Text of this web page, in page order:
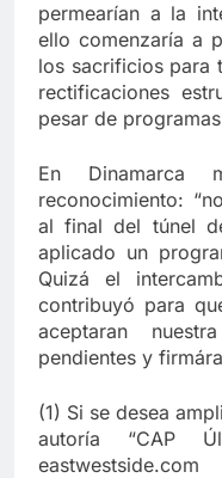
permearían a la
ello comenzaría a
los sacrificios para
rectificaciones
pesar de
En
reconocimiento:
al final del túnel
aplicado un
Quizá el
contribuyó para
aceptaran
pendientes y
(1) Si se desea
autoría “CAP
eastwestside.com